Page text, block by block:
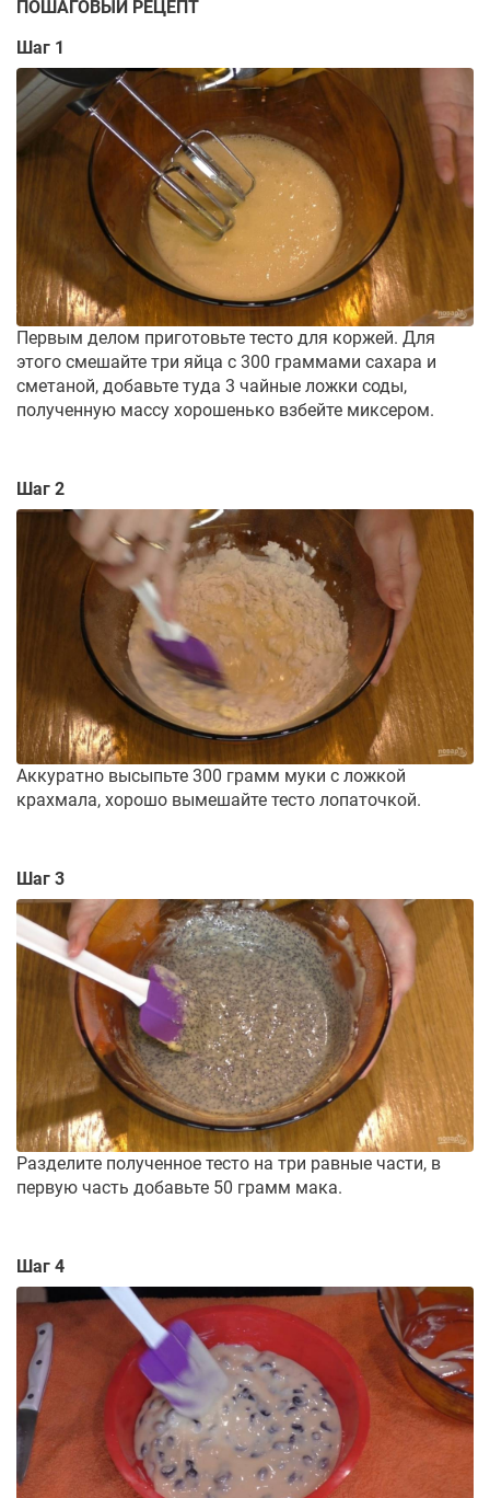
ПОШАГОВЫЙ РЕЦЕПТ
Шаг 1
Первым делом приготовьте тесто для коржей. Для
этого смешайте три яйца с 300 граммами сахара и
сметаной, добавьте туда 3 чайные ложки соды,
полученную массу хорошенько взбейте миксером.
Шаг 2
Аккуратно высыпьте 300 грамм муки с ложкой
крахмала, хорошо вымешайте тесто лопаточкой.
Шаг 3
Разделите полученное тесто на три равные части, в
первую часть добавьте 50 грамм мака.
Шаг 4